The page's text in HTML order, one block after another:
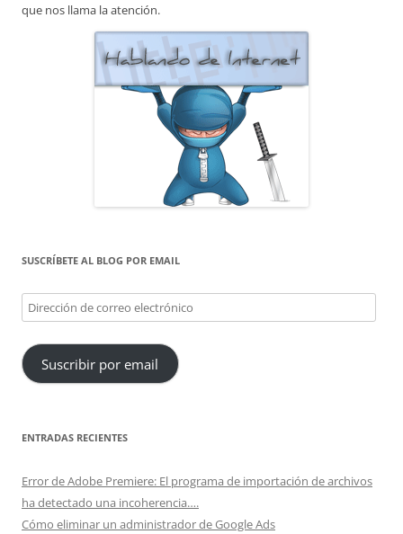
que nos llama la atención.
SUSCRÍBETE AL BLOG POR EMAIL
Dirección
de
correo
electrónico
Suscribir por email
ENTRADAS RECIENTES
Error de Adobe Premiere: El programa de importación de archivos
ha detectado una incoherencia….
Cómo eliminar un administrador de Google Ads